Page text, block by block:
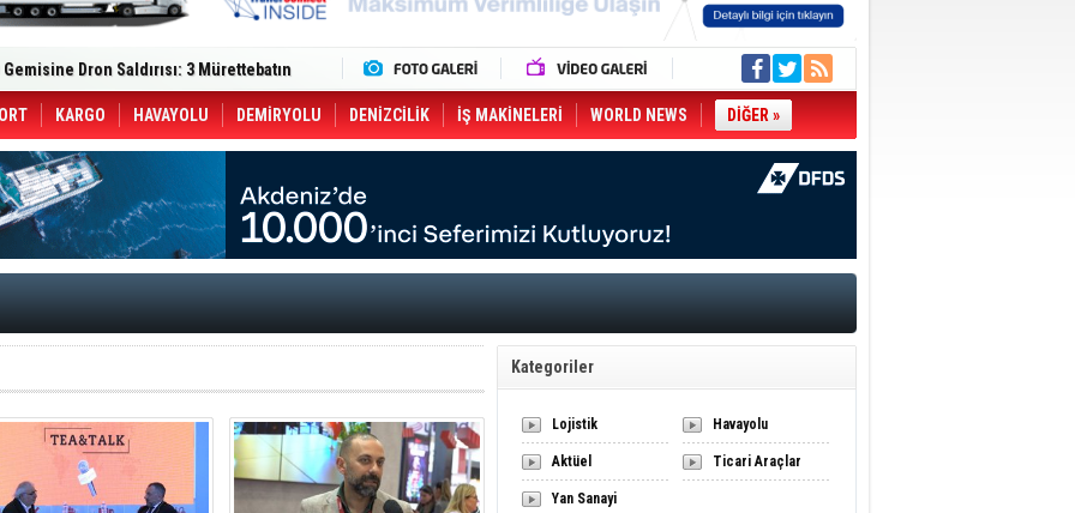
Master Red EDITION'ı ÖKN Lojistik
CCO'su Oldu
49 Destinasyonda İndirimli Taşıma
Aybir Lojistik Filosuna Katıldı
Dergi)
Yönetimini Dijitalleştiriyor
in June, Up 8.5%
ile Güçlendirdi
Saadia Zahidi Getirildi. IATA Tarihinde İlk
Ankara ile Hizmet Ağını Güçlendirdi
KARGO HAVAYOLU DEMİRYOLU DENİZCİLİK İŞ MAKİNELERİ WORLD NEWS DİĞER »
Kategoriler
Lojistik Havayolu
Aktüel Ticari Araçlar
Yan Sanayi